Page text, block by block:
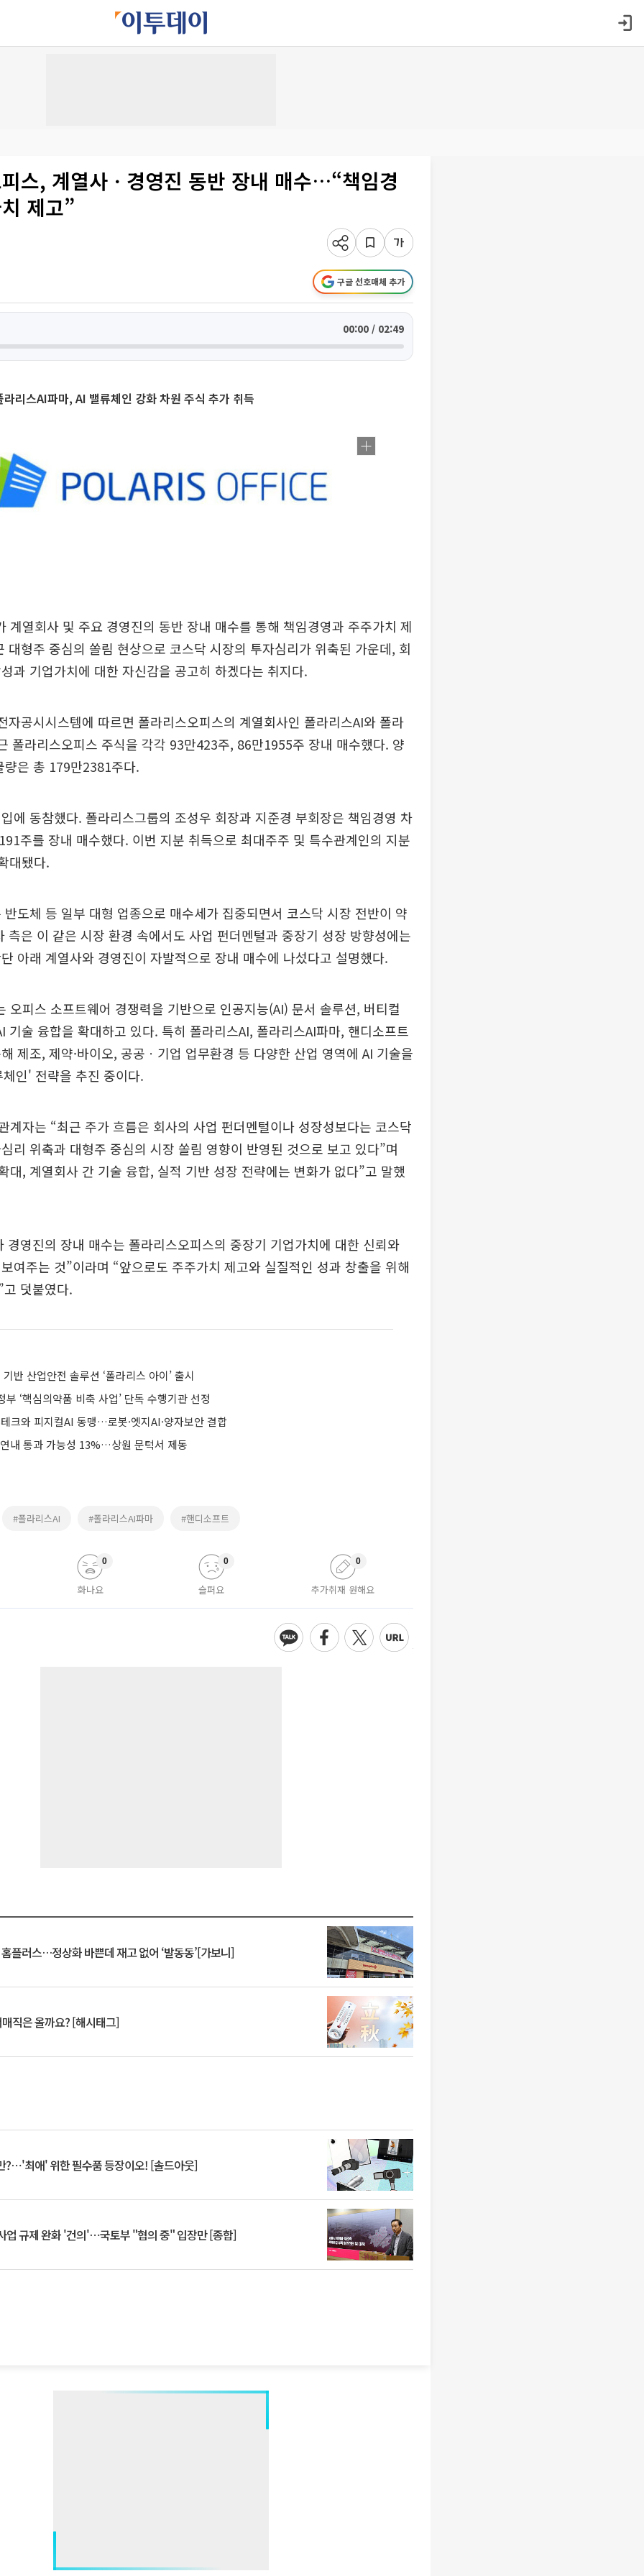
스, 계열사ㆍ경영진 동반 장내 매수…“책임경
제고”
구글 선호매체 추가
00:00 / 02:49
리스AI파마, AI 밸류체인 강화 차원 주식 추가 취득
계열회사 및 주요 경영진의 동반 장내 매수를 통해 책임경영과 주주가치 제
대형주 중심의 쏠림 현상으로 코스닥 시장의 투자심리가 위축된 가운데, 회
과 기업가치에 대한 자신감을 공고히 하겠다는 취지다.
자공시시스템에 따르면 폴라리스오피스의 계열회사인 폴라리스AI와 폴라
폴라리스오피스 주식을 각각 93만423주, 86만1955주 장내 매수했다. 양
량은 총 179만2381주다.
에 동참했다. 폴라리스그룹의 조성우 회장과 지준경 부회장은 책임경영 차
주를 장내 매수했다. 이번 지분 취득으로 최대주주 및 특수관계인의 지분
대됐다.
도체 등 일부 대형 업종으로 매수세가 집중되면서 코스닥 시장 전반이 약
측은 이 같은 시장 환경 속에서도 사업 펀더멘털과 중장기 성장 방향성에는
아래 계열사와 경영진이 자발적으로 장내 매수에 나섰다고 설명했다.
오피스 소프트웨어 경쟁력을 기반으로 인공지능(AI) 문서 솔루션, 버티컬
기술 융합을 확대하고 있다. 특히 폴라리스AI, 폴라리스AI파마, 핸디소프트
제조, 제약·바이오, 공공ㆍ기업 업무환경 등 다양한 산업 영역에 AI 기술을
인' 전략을 추진 중이다.
계자는 “최근 주가 흐름은 회사의 사업 펀더멘털이나 성장성보다는 코스닥
리 위축과 대형주 중심의 시장 쏠림 영향이 반영된 것으로 보고 있다”며
대, 계열회사 간 기술 융합, 실적 기반 성장 전략에는 변화가 없다”고 말했
경영진의 장내 매수는 폴라리스오피스의 중장기 기업가치에 대한 신뢰와
여주는 것”이라며 “앞으로도 주주가치 제고와 실질적인 성과 창출을 위해
덧붙였다.
반 산업안전 솔루션 ‘폴라리스 아이’ 출시
‘핵심의약품 비축 사업’ 단독 수행기관 선정
크와 피지컬AI 동맹…로봇·엣지AI·양자보안 결합
내 통과 가능성 13%…상원 문턱서 제동
#폴라리스AI #폴라리스AI파마 #핸디소프트
화나요
0
슬퍼요
0
추가취재 원해요
0
플러스…정상화 바쁜데 재고 없어 ‘발동동’[가보니]
직은 올까요? [해시태그]
?⋯'최애' 위한 필수품 등장이오! [솔드아웃]
업 규제 완화 '건의'⋯국토부 "협의 중" 입장만 [종합]